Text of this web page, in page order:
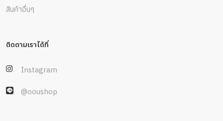
สินค้าอื่นๆ
ติดตามเราได้ที่
Instagram
@ooushop